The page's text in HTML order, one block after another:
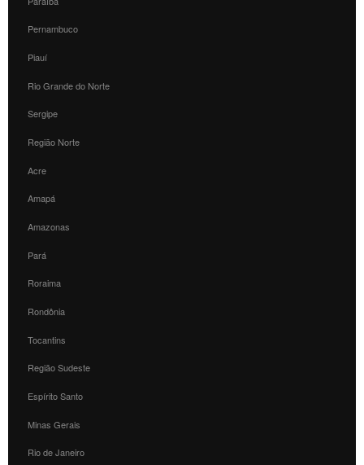
Pernambuco
Piauí
Rio Grande do Norte
Sergipe
Região Norte
Acre
Amapá
Amazonas
Pará
Roraima
Rondônia
Tocantins
Região Sudeste
Espírito Santo
Minas Gerais
Rio de Janeiro